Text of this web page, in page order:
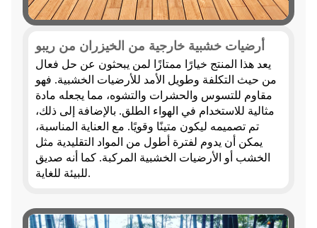
أرضيات خشبية خارجية من الخيزران من ريبو
يعد هذا المنتج خيارًا ممتازًا لمن يبحثون عن حل فعال
من حيث التكلفة وطويل الأمد للأرضيات الخشبية. فهو
مقاوم للتسوس والحشرات والتشوه، مما يجعله مادة
مثالية للاستخدام في الهواء الطلق. بالإضافة إلى ذلك،
تم تصميمه ليكون متينًا وقويًا. مع العناية المناسبة،
يمكن أن يدوم لفترة أطول من المواد التقليدية مثل
الخشب أو الأرضيات الخشبية المركبة. كما أنه صديق
للبيئة للغاية.